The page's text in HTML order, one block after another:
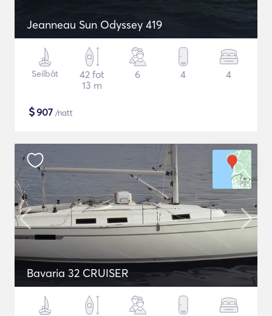
Jeanneau Sun Odyssey 419
Seilbåt
42 fot
13 m
6 4 4
$907 /natt
Bavaria 32 CRUISER